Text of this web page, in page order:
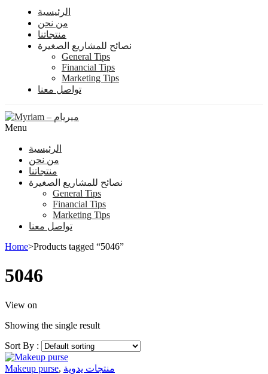
الرئيسية
من نحن
منتجاتنا
نصائح للمشاريع الصغيرة
General Tips
Financial Tips
Marketing Tips
تواصل معنا
Menu
الرئيسية
من نحن
منتجاتنا
نصائح للمشاريع الصغيرة
General Tips
Financial Tips
Marketing Tips
تواصل معنا
Home>Products tagged “5046”
5046
View on
Showing the single result
Sort By :
Makeup purse, منتجات يدوية